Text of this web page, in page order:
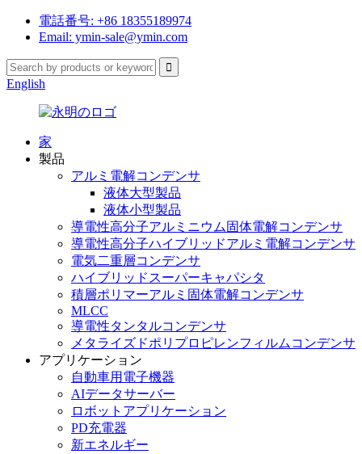
電話番号: +86 18355189974
Email: ymin-sale@ymin.com
English
家
製品
アルミ電解コンデンサ
液体大型製品
液体小型製品
導電性高分子アルミニウム固体電解コンデンサ
導電性高分子ハイブリッドアルミ電解コンデンサ
電気二重層コンデンサ
ハイブリッドスーパーキャパシタ
積層ポリマーアルミ固体電解コンデンサ
MLCC
導電性タンタルコンデンサ
メタライズドポリプロピレンフィルムコンデンサ
アプリケーション
自動車用電子機器
AIデータサーバー
ロボットアプリケーション
PD充電器
新エネルギー